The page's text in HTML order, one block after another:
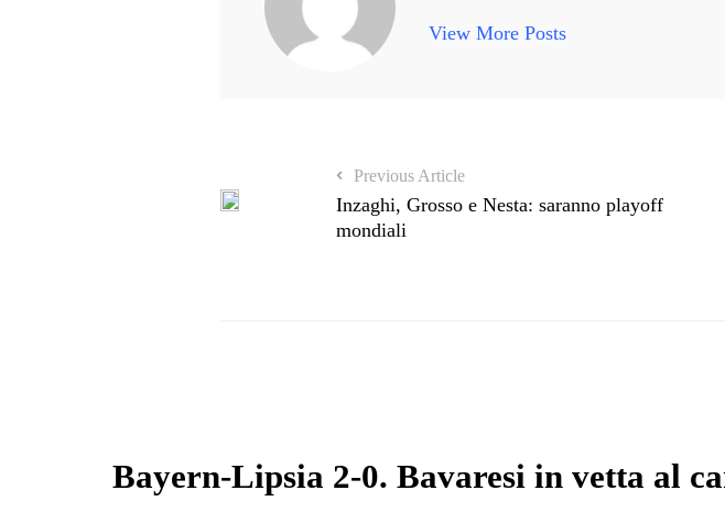
View More Posts
Previous Article
Inzaghi, Grosso e Nesta: saranno playoff
mondiali
Bayern-Lipsia 2-0. Bavaresi in vetta al